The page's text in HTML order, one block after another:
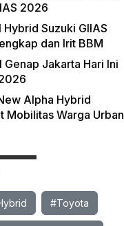
2026
Hybrid Suzuki GIIAS
dan Irit BBM
Genap Jakarta Hari Ini
Alpha Hybrid
Mobilitas Warga Urban
#Toyota